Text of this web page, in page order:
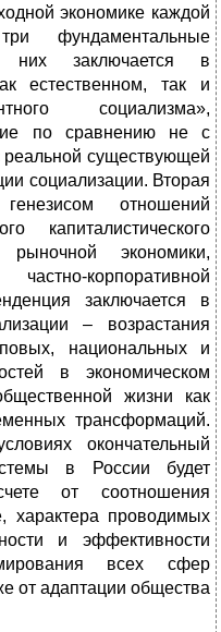
экономике каждой
фундаментальные
них заключается в
естественном, так и
социализма»,
по сравнению не с
реальной существующей
социализации. Вторая
отношений
капиталистического
рыночной экономики,
корпоративной
заключается в
– возрастания
национальных и
в экономическом
жизни как
трансформаций.
окончательный
в России будет
от соотношения
характера проводимых
и эффективности
всех сфер
от адаптации общества